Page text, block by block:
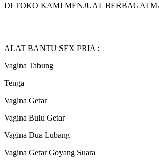
DI TOKO KAMI MENJUAL BERBAGAI
ALAT BANTU SEX PRIA :
Vagina Tabung
Tenga
Vagina Getar
Vagina Bulu Getar
Vagina Dua Lubang
Vagina Getar Goyang Suara